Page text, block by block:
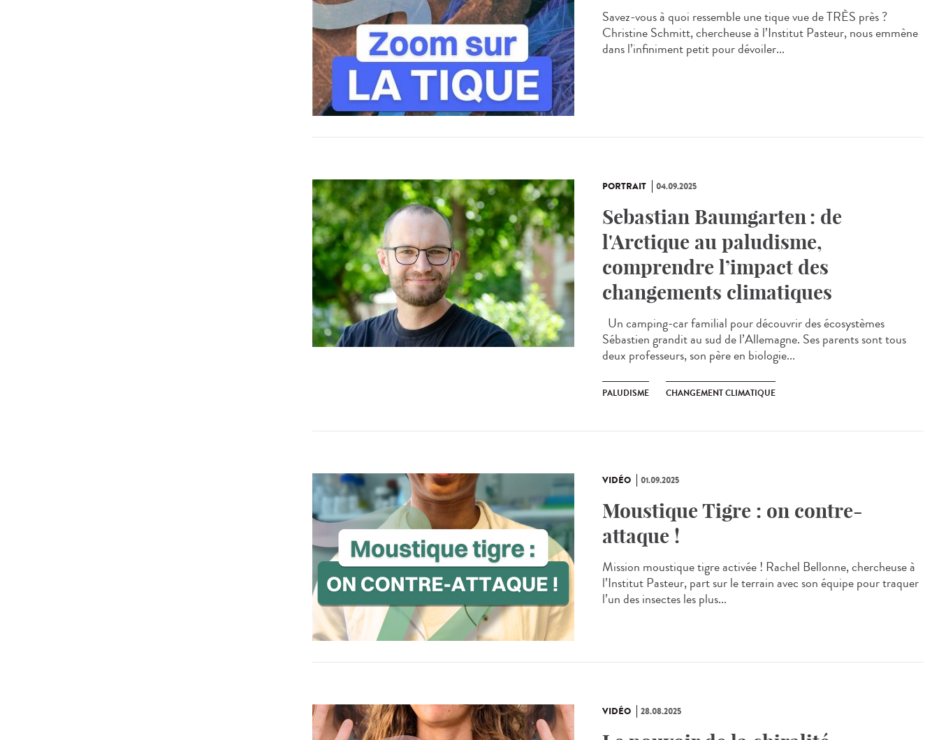
Savez-vous à quoi ressemble une tique vue de TRÈS près ?
Christine Schmitt, chercheuse à l’Institut Pasteur, nous emmène
dans l’infiniment petit pour dévoiler...
PORTRAIT 04.09.2025
Sebastian Baumgarten : de
l'Arctique au paludisme,
comprendre l’impact des
changements climatiques
Un camping-car familial pour découvrir des écosystèmes
Sébastien grandit au sud de l’Allemagne. Ses parents sont tous
deux professeurs, son père en biologie...
PALUDISME CHANGEMENT CLIMATIQUE
VIDÉO 01.09.2025
Moustique Tigre : on contre-
attaque !
Mission moustique tigre activée ! Rachel Bellonne, chercheuse à
l’Institut Pasteur, part sur le terrain avec son équipe pour traquer
l’un des insectes les plus...
VIDÉO 28.08.2025